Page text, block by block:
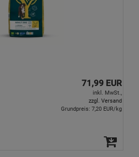
71,99 EUR
inkl. MwSt.,
zzgl. Versand
Grundpreis: 7,20 EUR/kg